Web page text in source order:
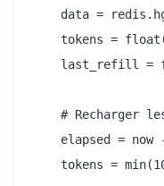
data =
tokens =
last_refill =
# Recharger
elapsed = now
tokens =